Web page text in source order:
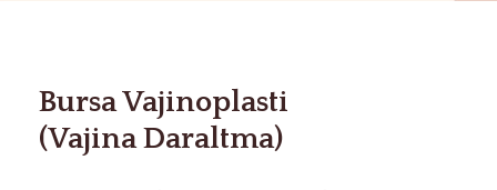
Bursa Vajinoplasti
(Vajina Daraltma)